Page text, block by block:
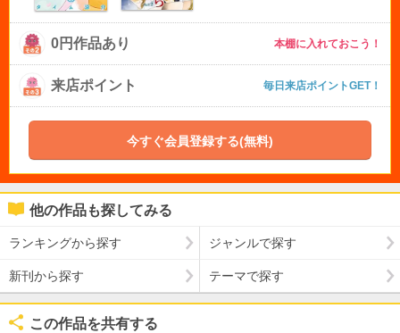
0円作品あり 本棚に入れておこう！
来店ポイント 毎日来店ポイントGET！
今すぐ会員登録する(無料)
他の作品も探してみる
ランキングから探す ジャンルで探す
新刊から探す テーマで探す
この作品を共有する